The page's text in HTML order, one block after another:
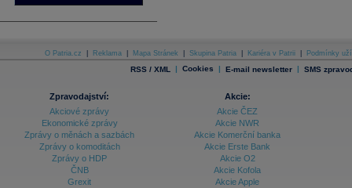
O Patria.cz Reklama Mapa Stránek Skupina Patria Kariéra v Patrii Podmínky
RSS / XML | Cookies | E-mail newsletter | SMS
Zpravodajství:
Akciové zprávy
Ekonomické zprávy
Zprávy o měnách a sazbách
Zprávy o komoditách
Zprávy o HDP
ČNB
Grexit
Akcie:
Akcie ČEZ
Akcie NWR
Akcie Komerční banka
Akcie Erste Bank
Akcie O2
Akcie Kofola
Akcie Apple